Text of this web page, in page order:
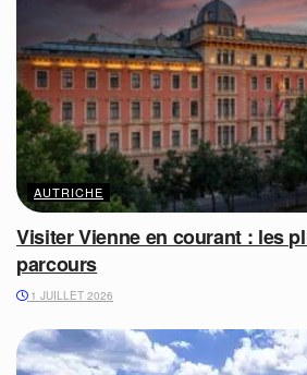
AUTRICHE
Visiter Vienne en courant : les
parcours
1 JUILLET 2026